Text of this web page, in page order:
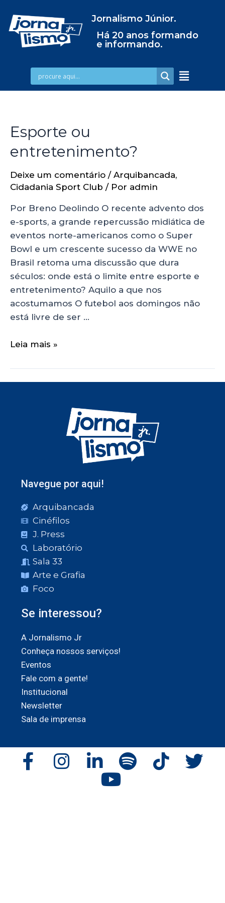
Jornalismo Júnior.
Há 20 anos formando
e informando.
Esporte ou
entretenimento?
Deixe um comentário / Arquibancada,
Cidadania Sport Club / Por admin
Por Breno Deolindo O recente advento dos
e-sports, a grande repercussão midiática de
eventos norte-americanos como o Super
Bowl e um crescente sucesso da WWE no
Brasil retoma uma discussão que dura
séculos: onde está o limite entre esporte e
entretenimento? Aquilo a que nos
acostumamos O futebol aos domingos não
está livre de ser …
Leia mais »
Navegue por aqui!
Arquibancada
Cinéfilos
J. Press
Laboratório
Sala 33
Arte e Grafia
Foco
Se interessou?
A Jornalismo Jr
Conheça nossos serviços!
Eventos
Fale com a gente!
Institucional
Newsletter
Sala de imprensa